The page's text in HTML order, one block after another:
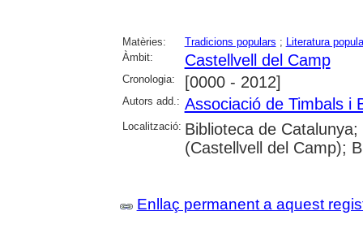
Matèries: Tradicions populars ; Literatura
Àmbit:
Castellvell del Camp
Cronologia: [0000 - 2012]
Autors add.: Associació de Timbals i
Localització: Biblioteca de
(Castellvell del Camp);
Enllaç permanent a aquest